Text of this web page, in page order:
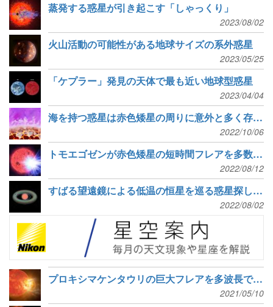
蒸発する惑星が引き起こす「しゃっくり」
2023/08/02
火山活動の可能性がある地球サイズの系外惑星
2023/05/25
「ケプラー」発見の天体で最も近い地球型惑星
2023/04/04
海を持つ惑星は赤色矮星の周りに意外と多く存在する可能性
2022/10/06
トモエゴゼンが赤色矮星の短時間フレアを多数検出
2022/08/12
すばる望遠鏡による低温の恒星を巡る惑星探し、最初の発見
2022/08/02
プロキシマケンタウリの巨大フレアを多波長で観測
2021/05/10